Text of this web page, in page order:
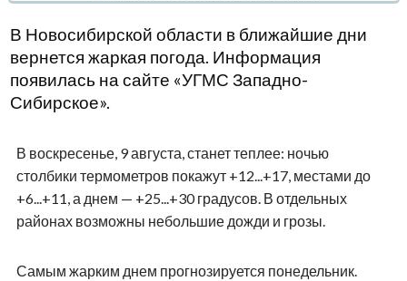
В Новосибирской области в ближайшие дни
вернется жаркая погода. Информация
появилась на сайте «УГМС Западно-
Сибирское».
В воскресенье, 9 августа, станет теплее: ночью
столбики термометров покажут +12...+17, местами до
+6...+11, а днем — +25...+30 градусов. В отдельных
районах возможны небольшие дожди и грозы.
Самым жарким днем прогнозируется понедельник.